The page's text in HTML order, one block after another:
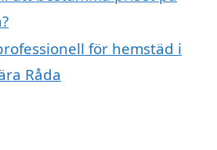
för hemstäd i
Råda